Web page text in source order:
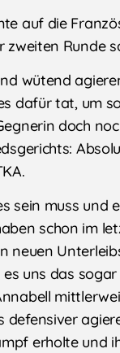
auf die
zweiten Runde
wütend
dafür tat, um
doch
sein muss
schon im
neuen
uns das
erholte und